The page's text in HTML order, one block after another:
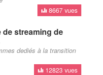
8667 vues
streaming de
dediés à la transition
12823 vues